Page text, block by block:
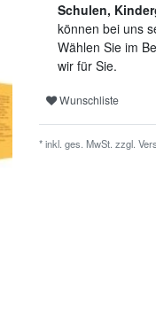
Schulen,
können bei uns
Wählen Sie im
wir für Sie.
Wunschliste
* inkl. ges. MwSt. zzgl.